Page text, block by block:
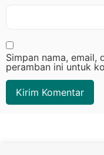
Simpan nama, email,
peramban ini untuk